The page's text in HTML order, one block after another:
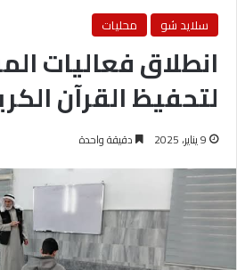
سلايد شو
محليات
انطلاق فعاليات
لتحفيظ القرآن
9 يناير، 2025 دقيقة واحدة